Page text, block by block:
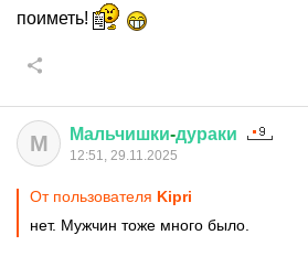
поиметь!
М Мальчишки-дураки
12:51, 29.11.2025
От пользователя Kipri
нет. Мужчин тоже много было.